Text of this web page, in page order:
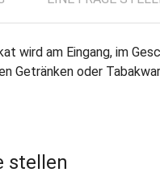
wird am Eingang, im
Getränken oder
stellen